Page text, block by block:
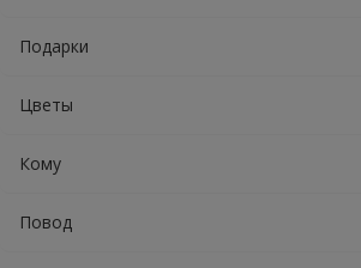
Подарки
Цветы
Кому
Повод